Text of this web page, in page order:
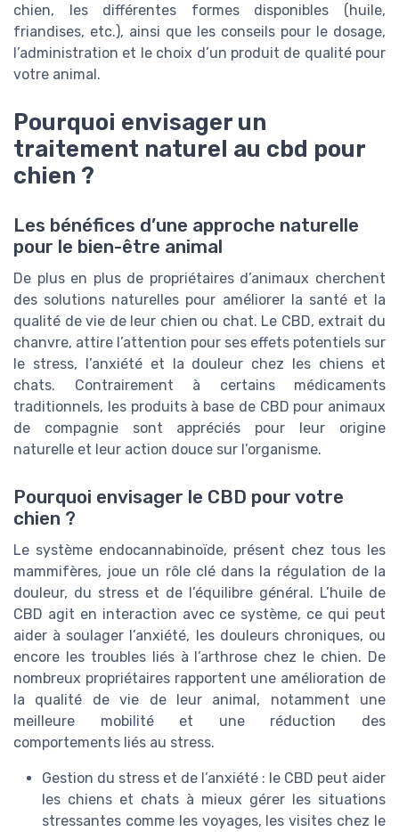
chien, les différentes formes disponibles (huile,
friandises, etc.), ainsi que les conseils pour le dosage,
l’administration et le choix d’un produit de qualité pour
votre animal.
Pourquoi envisager un
traitement naturel au cbd pour
chien ?
Les bénéfices d’une approche naturelle
pour le bien-être animal
De plus en plus de propriétaires d’animaux cherchent
des solutions naturelles pour améliorer la santé et la
qualité de vie de leur chien ou chat. Le CBD, extrait du
chanvre, attire l’attention pour ses effets potentiels sur
le stress, l’anxiété et la douleur chez les chiens et
chats. Contrairement à certains médicaments
traditionnels, les produits à base de CBD pour animaux
de compagnie sont appréciés pour leur origine
naturelle et leur action douce sur l’organisme.
Pourquoi envisager le CBD pour votre
chien ?
Le système endocannabinoïde, présent chez tous les
mammifères, joue un rôle clé dans la régulation de la
douleur, du stress et de l’équilibre général. L’huile de
CBD agit en interaction avec ce système, ce qui peut
aider à soulager l’anxiété, les douleurs chroniques, ou
encore les troubles liés à l’arthrose chez le chien. De
nombreux propriétaires rapportent une amélioration de
la qualité de vie de leur animal, notamment une
meilleure mobilité et une réduction des
comportements liés au stress.
Gestion du stress et de l’anxiété : le CBD peut aider
les chiens et chats à mieux gérer les situations
stressantes comme les voyages, les visites chez le